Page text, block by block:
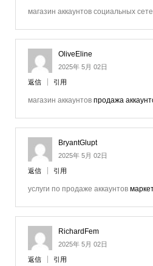
магазин аккаунтов социальных
OliveEline
2025年 5月 02日
返信 引用
магазин аккаунтов продажа
BryantGlupt
2025年 5月 02日
返信 引用
услуги по продаже аккаунтов
RichardFem
2025年 5月 02日
返信 引用